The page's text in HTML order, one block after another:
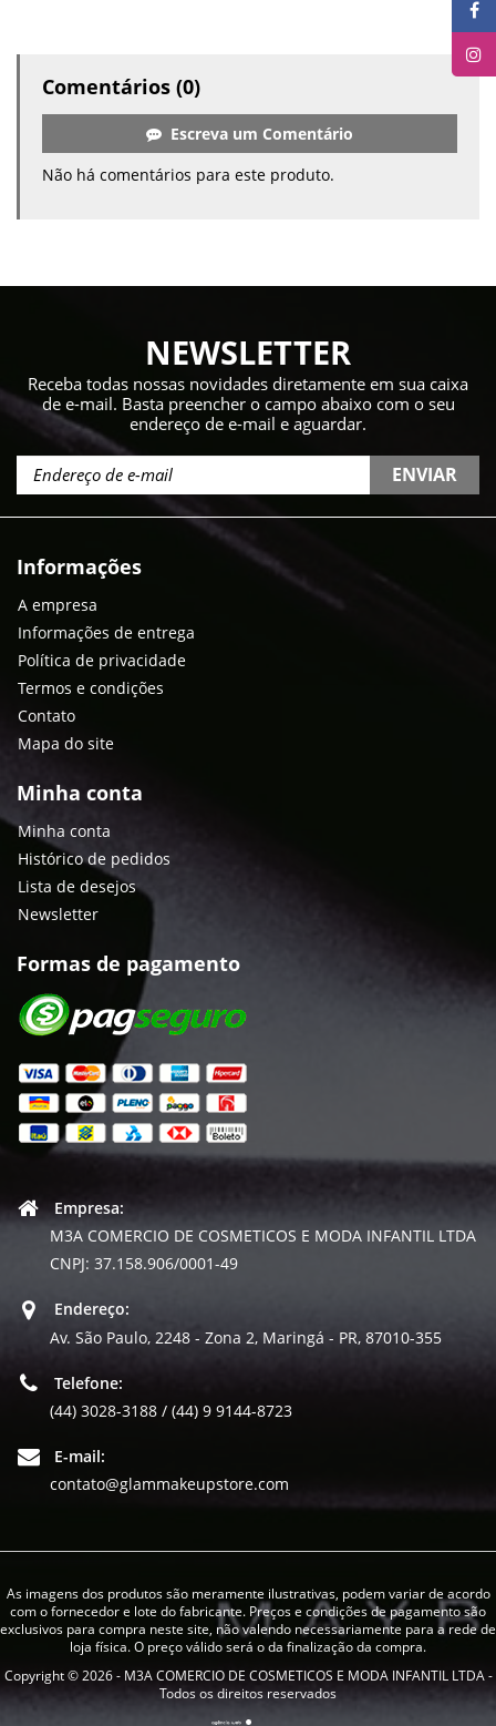
Comentários (0)
Escreva um Comentário
Não há comentários para este produto.
NEWSLETTER
Receba todas nossas novidades diretamente em sua caixa
de e-mail. Basta preencher o campo abaixo com o seu
endereço de e-mail e aguardar.
ENVIAR
Informações
A empresa
Informações de entrega
Política de privacidade
Termos e condições
Contato
Mapa do site
Minha conta
Minha conta
Histórico de pedidos
Lista de desejos
Newsletter
Formas de pagamento
Empresa:
M3A COMERCIO DE COSMETICOS E MODA INFANTIL LTDA
CNPJ: 37.158.906/0001-49
Endereço:
Av. São Paulo, 2248 - Zona 2, Maringá - PR, 87010-355
Telefone:
(44) 3028-3188 / (44) 9 9144-8723
E-mail:
contato@glammakeupstore.com
As imagens dos produtos são meramente ilustrativas, podem variar de acordo
com o fornecedor e lote do fabricante. Preços e condições de pagamento são
exclusivos para compra neste site, não valendo necessariamente para a rede de
loja física. O preço válido será o da finalização da compra.
Copyright © 2026 - M3A COMERCIO DE COSMETICOS E MODA INFANTIL LTDA -
Todos os direitos reservados